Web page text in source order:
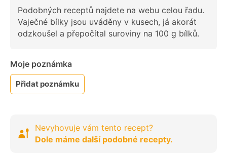
Podobných receptů najdete na webu celou řadu.
Vaječné bílky jsou uváděny v kusech, já akorát
odzkoušel a přepočítal suroviny na 100 g bílků.
Moje poznámka
Přidat poznámku
Nevyhovuje vám tento recept?
Dole máme další podobné recepty.